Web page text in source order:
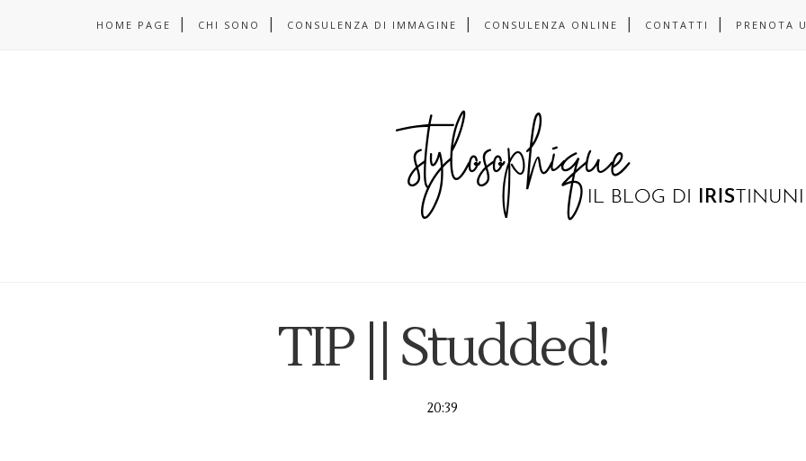
HOME PAGE CHI SONO CONSULENZA DI IMMAGINE CONSULENZA ONLINE CONTATTI PRENOTA
TIP || Studded!
20:39